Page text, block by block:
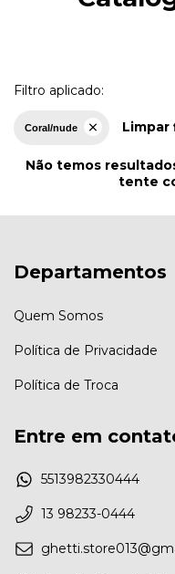
Filtro aplicado:
Coral/nude
Não temos
tente
Departamentos
Quem Somos
Política de Privacidade
Política de Troca
Entre em
5513982330444
13 98233-0444